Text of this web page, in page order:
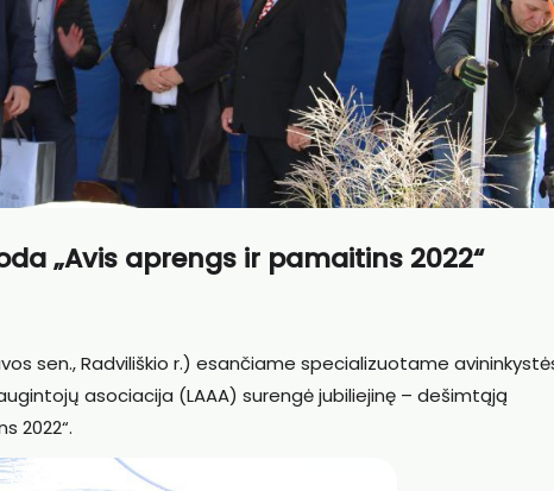
„Avis aprengs ir pamaitins 2022“
sen., Radviliškio r.) esančiame specializuotame
asociacija (LAAA) surengė jubiliejinę – dešimtąją
2022“.